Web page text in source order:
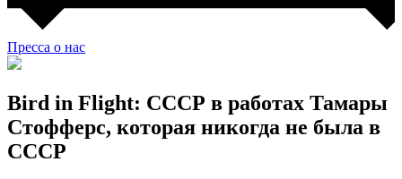
Пресса о нас
Bird in Flight: СССР в работах Тамары
Стофферс, которая никогда не была в
СССР